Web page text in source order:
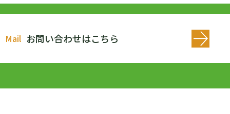
Mail お問い合わせはこちら